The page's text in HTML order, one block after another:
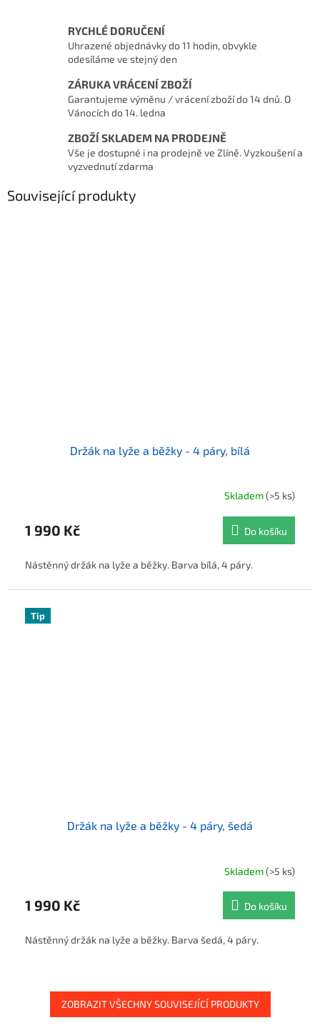
RYCHLÉ DORUČENÍ
Uhrazené objednávky do 11 hodin, obvykle
odesíláme ve stejný den
ZÁRUKA VRÁCENÍ ZBOŽÍ
Garantujeme výměnu / vrácení zboží do 14 dnů. O
Vánocích do 14. ledna
ZBOŽÍ SKLADEM NA PRODEJNĚ
Vše je dostupné i na prodejně ve Zlíně. Vyzkoušení a
vyzvednutí zdarma
Související produkty
Držák na lyže a běžky - 4 páry, bílá
Skladem(>5 ks)
1 990 Kč Do košíku
Nástěnný držák na lyže a běžky. Barva bílá, 4 páry.
Tip
Držák na lyže a běžky - 4 páry, šedá
Skladem(>5 ks)
1 990 Kč Do košíku
Nástěnný držák na lyže a běžky. Barva šedá, 4 páry.
ZOBRAZIT VŠECHNY SOUVISEJÍCÍ PRODUKTY